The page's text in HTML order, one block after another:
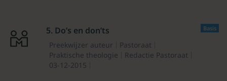
Basis
5. Do’s en don’ts
Preekwijzer auteur
Pastoraat
Praktische theologie
Redactie Pastoraat
03-12-2015